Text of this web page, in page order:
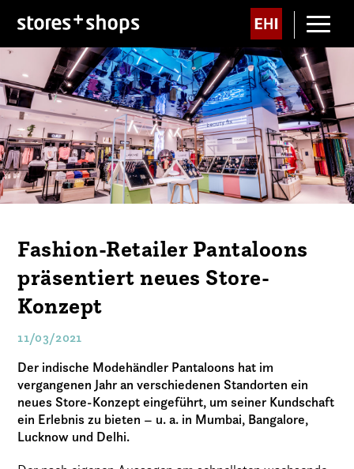
Fashion-Retailer Pantaloons
präsentiert neues Store-
Konzept
11/03/2021
Der indische Modehändler Pantaloons hat im
vergangenen Jahr an verschiedenen Standorten ein
neues Store-Konzept eingeführt, um seiner Kundschaft
ein Erlebnis zu bieten – u. a. in Mumbai, Bangalore,
Lucknow und Delhi.